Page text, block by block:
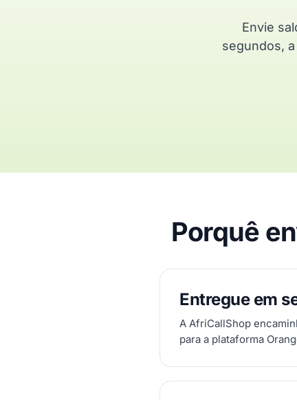
Envie
segundos,
Porquê
Entregue em
A AfriCallShop
para a plataforma